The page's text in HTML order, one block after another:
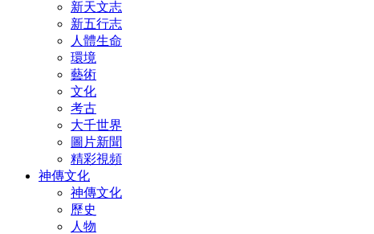
新天文志
新五行志
人體生命
環境
藝術
文化
考古
大千世界
圖片新聞
精彩視頻
神傳文化
神傳文化
歷史
人物